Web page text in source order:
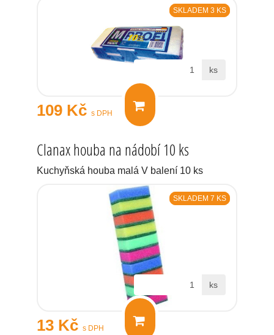
SKLADEM 3 KS
109 Kč s DPH
ks
Clanax houba na nádobí 10 ks
Kuchyňská houba malá V balení 10 ks
SKLADEM 7 KS
13 Kč s DPH
ks